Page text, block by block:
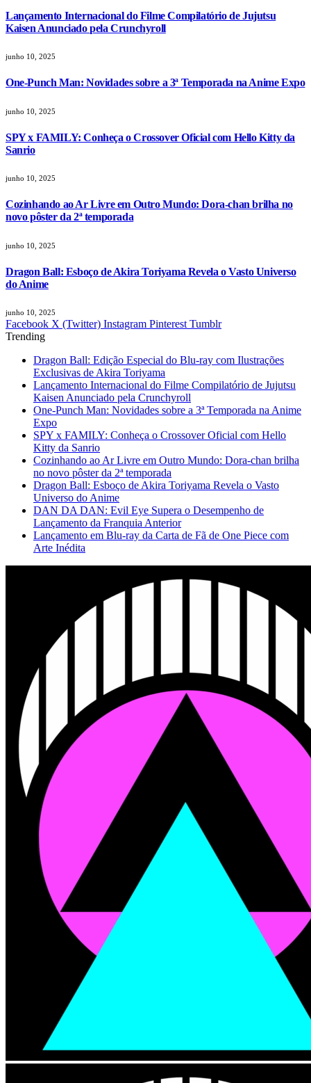
Lançamento Internacional do Filme Compilatório de Jujutsu
Kaisen Anunciado pela Crunchyroll
junho 10, 2025
One-Punch Man: Novidades sobre a 3ª Temporada na Anime Expo
junho 10, 2025
SPY x FAMILY: Conheça o Crossover Oficial com Hello Kitty da
Sanrio
junho 10, 2025
Cozinhando ao Ar Livre em Outro Mundo: Dora-chan brilha no
novo pôster da 2ª temporada
junho 10, 2025
Dragon Ball: Esboço de Akira Toriyama Revela o Vasto Universo
do Anime
junho 10, 2025
Facebook X (Twitter) Instagram Pinterest Tumblr
Trending
Dragon Ball: Edição Especial do Blu-ray com Ilustrações
Exclusivas de Akira Toriyama
Lançamento Internacional do Filme Compilatório de Jujutsu
Kaisen Anunciado pela Crunchyroll
One-Punch Man: Novidades sobre a 3ª Temporada na Anime
Expo
SPY x FAMILY: Conheça o Crossover Oficial com Hello
Kitty da Sanrio
Cozinhando ao Ar Livre em Outro Mundo: Dora-chan brilha
no novo pôster da 2ª temporada
Dragon Ball: Esboço de Akira Toriyama Revela o Vasto
Universo do Anime
DAN DA DAN: Evil Eye Supera o Desempenho de
Lançamento da Franquia Anterior
Lançamento em Blu-ray da Carta de Fã de One Piece com
Arte Inédita